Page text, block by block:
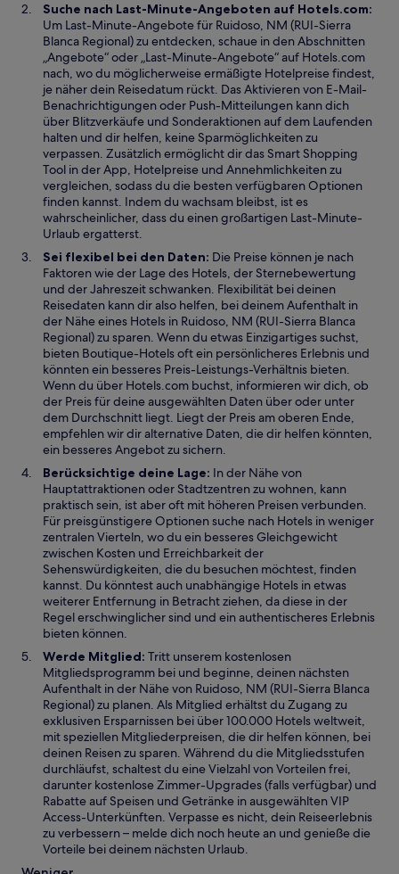
e
ö
f
f
n
e
t
Suche nach Last-Minute-Angeboten auf Hotels.com:
Um Last-Minute-Angebote für Ruidoso, NM (RUI-Sierra
Blanca Regional) zu entdecken, schaue in den Abschnitten
„Angebote“ oder „Last-Minute-Angebote“ auf Hotels.com
nach, wo du möglicherweise ermäßigte Hotelpreise findest,
je näher dein Reisedatum rückt. Das Aktivieren von E-Mail-
Benachrichtigungen oder Push-Mitteilungen kann dich
über Blitzverkäufe und Sonderaktionen auf dem Laufenden
halten und dir helfen, keine Sparmöglichkeiten zu
verpassen. Zusätzlich ermöglicht dir das Smart Shopping
Tool in der App, Hotelpreise und Annehmlichkeiten zu
vergleichen, sodass du die besten verfügbaren Optionen
finden kannst. Indem du wachsam bleibst, ist es
wahrscheinlicher, dass du einen großartigen Last-Minute-
Urlaub ergatterst.
Sei flexibel bei den Daten: Die Preise können je nach
Faktoren wie der Lage des Hotels, der Sternebewertung
und der Jahreszeit schwanken. Flexibilität bei deinen
Reisedaten kann dir also helfen, bei deinem Aufenthalt in
der Nähe eines Hotels in Ruidoso, NM (RUI-Sierra Blanca
Regional) zu sparen. Wenn du etwas Einzigartiges suchst,
bieten Boutique-Hotels oft ein persönlicheres Erlebnis und
könnten ein besseres Preis-Leistungs-Verhältnis bieten.
Wenn du über Hotels.com buchst, informieren wir dich, ob
der Preis für deine ausgewählten Daten über oder unter
dem Durchschnitt liegt. Liegt der Preis am oberen Ende,
empfehlen wir dir alternative Daten, die dir helfen könnten,
ein besseres Angebot zu sichern.
Berücksichtige deine Lage: In der Nähe von
Hauptattraktionen oder Stadtzentren zu wohnen, kann
praktisch sein, ist aber oft mit höheren Preisen verbunden.
Für preisgünstigere Optionen suche nach Hotels in weniger
zentralen Vierteln, wo du ein besseres Gleichgewicht
zwischen Kosten und Erreichbarkeit der
Sehenswürdigkeiten, die du besuchen möchtest, finden
kannst. Du könntest auch unabhängige Hotels in etwas
weiterer Entfernung in Betracht ziehen, da diese in der
Regel erschwinglicher sind und ein authentischeres Erlebnis
bieten können.
Werde Mitglied: Tritt unserem kostenlosen
Mitgliedsprogramm bei und beginne, deinen nächsten
Aufenthalt in der Nähe von Ruidoso, NM (RUI-Sierra Blanca
Regional) zu planen. Als Mitglied erhältst du Zugang zu
exklusiven Ersparnissen bei über 100.000 Hotels weltweit,
mit speziellen Mitgliederpreisen, die dir helfen können, bei
deinen Reisen zu sparen. Während du die Mitgliedsstufen
durchläufst, schaltest du eine Vielzahl von Vorteilen frei,
darunter kostenlose Zimmer-Upgrades (falls verfügbar) und
Rabatte auf Speisen und Getränke in ausgewählten VIP
Access-Unterkünften. Verpasse es nicht, dein Reiseerlebnis
zu verbessern – melde dich noch heute an und genieße die
Vorteile bei deinem nächsten Urlaub.